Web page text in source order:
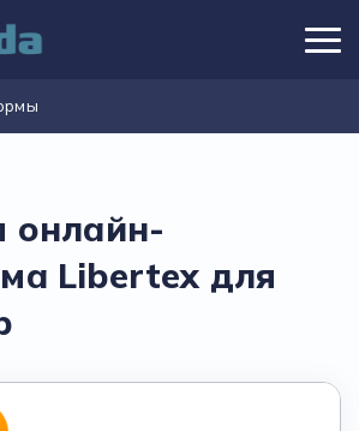
онлайн-
Libertex для